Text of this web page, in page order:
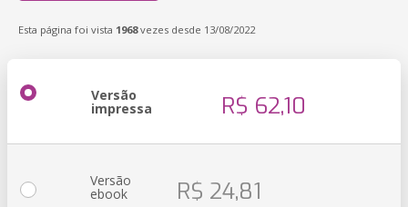
Esta página foi vista 1968vezes desde 13/08/2022
Versão
impressa R$ 62,10
Versão
ebook R$ 24,81